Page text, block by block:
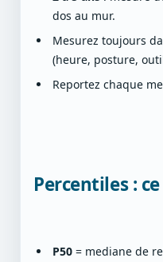
dos au mur.
Mesurez toujours
(heure, posture,
Reportez chaque
Percentiles :
P50= mediane de